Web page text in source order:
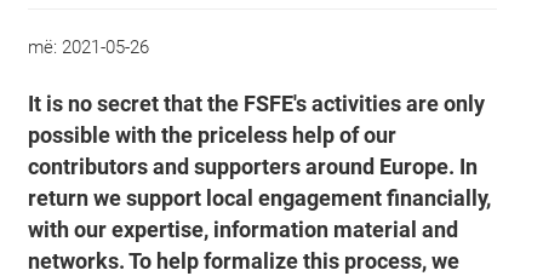
më: 2021-05-26
It is no secret that the FSFE's activities are only
possible with the priceless help of our
contributors and supporters around Europe. In
return we support local engagement financially,
with our expertise, information material and
networks. To help formalize this process, we